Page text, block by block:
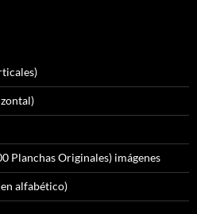
Planchas Originales) imágenes
alfabético)